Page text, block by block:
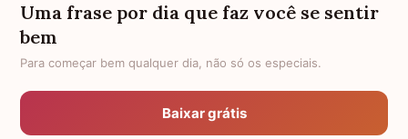
Mensagens de Aniversário
FALTAM 3 DIAS PARA O MEU
ANIVERSÁRIO
Uma frase por dia que faz você se sentir
bem
Para começar bem qualquer dia, não só os especiais.
Baixar grátis